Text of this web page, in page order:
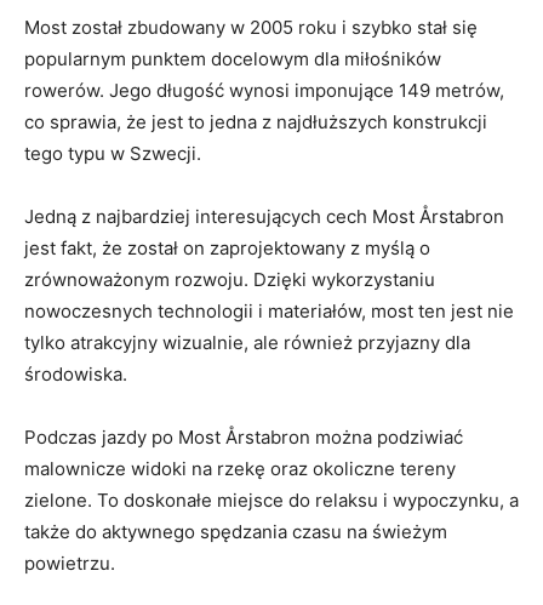
Most został zbudowany ⁢w 2005 roku i szybko stał ‍się
popularnym punktem docelowym dla miłośników
rowerów. Jego długość wynosi imponujące ⁣149 metrów,
co ⁤sprawia, że jest​ to jedna​ z najdłuższych⁤ konstrukcji⁤
tego‌ typu w Szwecji.
Jedną z najbardziej‍ interesujących cech Most ‌Årstabron
jest fakt, że został on zaprojektowany z myślą o
⁣zrównoważonym rozwoju. Dzięki wykorzystaniu ​
nowoczesnych technologii i materiałów, ​most ten jest nie
tylko atrakcyjny wizualnie, ale również przyjazny dla
środowiska.
Podczas jazdy ​po Most Årstabron można podziwiać
malownicze widoki⁢ na rzekę oraz okoliczne⁢ tereny
zielone. To doskonałe miejsce do relaksu i wypoczynku, a
także do aktywnego⁣ spędzania‌ czasu na ⁣świeżym
powietrzu.